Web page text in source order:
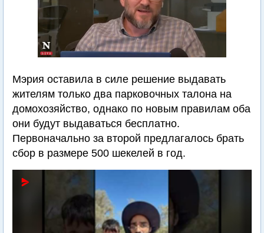
Мэрия оставила в силе решение выдавать
жителям только два парковочных талона на
домохозяйство, однако по новым правилам оба
они будут выдаваться бесплатно.
Первоначально за второй предлагалось брать
сбор в размере 500 шекелей в год.